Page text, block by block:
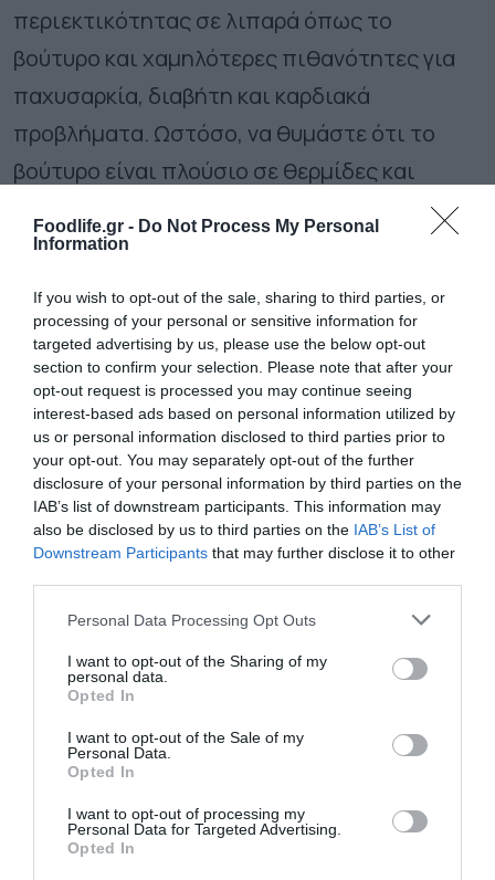
Foodlife.gr - Do Not Process My Personal
Information
If you wish to opt-out of the sale, sharing to third parties, or
processing of your personal or sensitive information for
targeted advertising by us, please use the below opt-out
section to confirm your selection. Please note that after your
opt-out request is processed you may continue seeing
interest-based ads based on personal information utilized by
us or personal information disclosed to third parties prior to
your opt-out. You may separately opt-out of the further
disclosure of your personal information by third parties on the
IAB’s list of downstream participants. This information may
also be disclosed by us to third parties on the IAB’s List of
Downstream Participants that may further disclose it to other
Please note that this website/app uses one or more Google
not limited to your visit or usage behaviour. You may click to
grant or deny consent to Google and its third-party tags to
use your data for below specified purposes in below Google
consent section.
Personal Data Processing Opt Outs
I want to opt-out of the Sharing of my
personal data.
Opted In
I want to opt-out of the Sale of my
Personal Data.
Opted In
I want to opt-out of processing my
Personal Data for Targeted Advertising.
Opted In
περιεκτικότητας σε λιπαρά όπως το
βούτυρο και χαμηλότερες πιθανότητες για
παχυσαρκία, διαβήτη και καρδιακά
προβλήματα. Ωστόσο, να θυμάστε ότι το
βούτυρο είναι πλούσιο σε θερμίδες και
κορεσμένα λιπαρά. Οι επιστήμονες έχουν
συζητήσει τα οφέλη του βουτύρου στην
Μια κουταλιά της σούπας ανάλατο
βούτυρο περιέχει:
102 θερμίδες
12 γραμμάρια λίπους
0 γραμμάρια υδατανθράκων, φυτικών ινών,
ζάχαρης και πρωτεΐνης
Βιταμίνη Α
Βιταμίνη D
Βιταμίνη Ε
Ασβέστιο
Πιθανά οφέλη για την υγεία του βουτύρου